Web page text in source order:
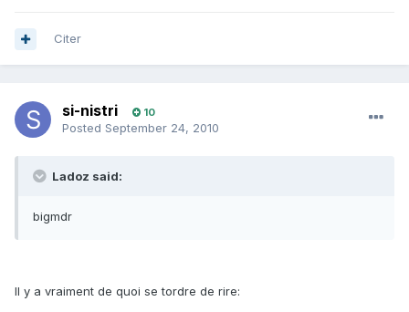
Citer
si-nistri 10
Posted September 24, 2010
Ladoz said:
bigmdr
Il y a vraiment de quoi se tordre de rire: